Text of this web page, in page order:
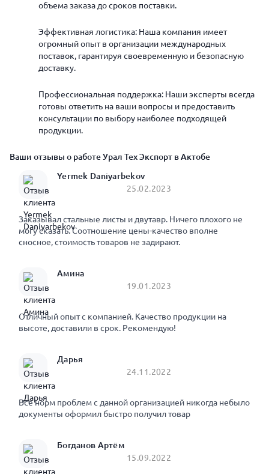
объема заказа до сроков поставки.
Эффективная логистика: Наша компания имеет
огромный опыт в организации международных
поставок, гарантируя своевременную и безопасную
доставку.
Профессиональная поддержка: Наши эксперты всегда
готовы ответить на ваши вопросы и предоставить
консультации по выбору наиболее подходящей
продукции.
Ваши отзывы о работе Урал Тех Экспорт в Актобе
Yermek Daniyarbekov
25.02.2023
Заказывал стальные листы и двутавр. Ничего плохого не
могу сказать. Соотношение цены-качество вполне
сносное, стоимость товаров не задирают.
Амина
19.01.2023
Отличный опыт с компанией. Качество продукции на
высоте, доставили в срок. Рекомендую!
Дарья
24.11.2022
Все норм проблем с данной организацией никогда небыло
документы оформил быстро получил товар
Богданов Артём
15.09.2022